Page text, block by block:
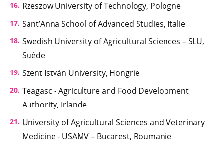
Rzeszow University of Technology, Pologne
Sant’Anna School of Advanced Studies, Italie
Swedish University of Agricultural Sciences – SLU,
Suède
Szent István University, Hongrie
Teagasc - Agriculture and Food Development
Authority, Irlande
University of Agricultural Sciences and Veterinary
Medicine - USAMV – Bucarest, Roumanie